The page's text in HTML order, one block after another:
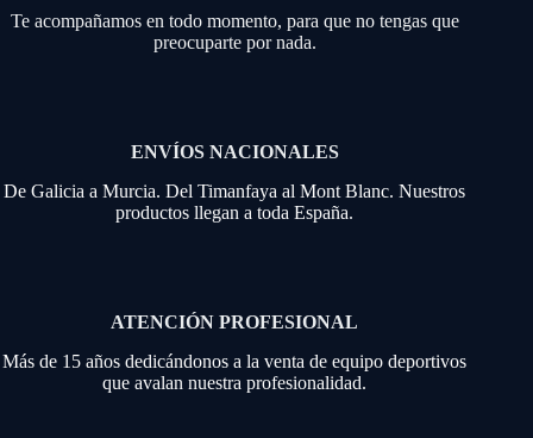
Te acompañamos en todo momento, para que no tengas que
preocuparte por nada.
ENVÍOS NACIONALES
De Galicia a Murcia. Del Timanfaya al Mont Blanc. Nuestros
productos llegan a toda España.
ATENCIÓN PROFESIONAL
Más de 15 años dedicándonos a la venta de equipo deportivos
que avalan nuestra profesionalidad.